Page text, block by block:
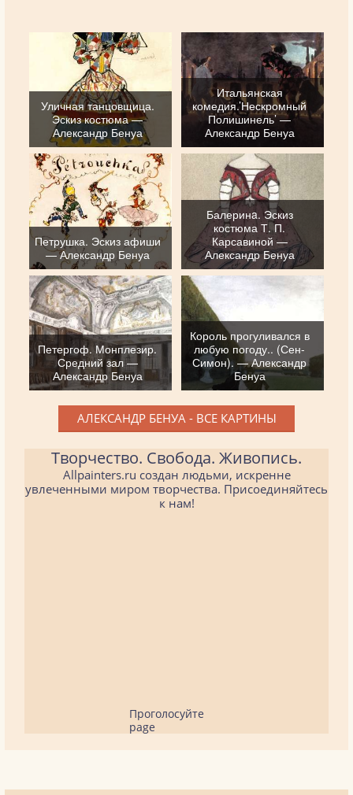
Уличная танцовщица.
Эскиз костюма —
Александр Бенуа
Итальянская
комедия.’Нескромный
Полишинель’ —
Александр Бенуа
Петрушка. Эскиз афиши
— Александр Бенуа
Балеринa. Эскиз
костюма Т. П.
Карсавиной —
Александр Бенуа
Петергоф. Монплезир.
Средний зал —
Александр Бенуа
Король прогуливался в
любую погоду.. (Сен-
Симон). — Александр
Бенуа
АЛЕКСАНДР БЕНУА - ВСЕ КАРТИНЫ
Творчество. Свобода. Живопись.
Allpainters.ru создан людьми, искренне
увлеченными миром творчества. Присоединяйтесь
к нам!
Проголосуйте
page